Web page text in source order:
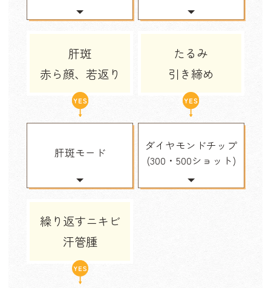
肝斑
赤ら顔、若返り
肝斑モード
たるみ
引き締め
ダイヤモンドチップ
(300・500ショット)
繰り返すニキビ
汗管腫